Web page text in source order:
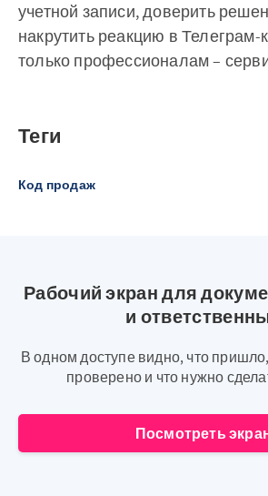
учетной записи, доверить
накрутить реакцию в Телеграм-
только профессионалам –
Теги
Код продаж
Рабочий экран для
и
В одном доступе видно, что пришло,
проверено и что нужно
Посмотреть